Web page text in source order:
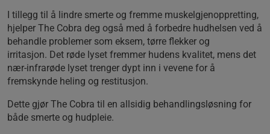
I tillegg til å lindre smerte og fremme muskelgjenoppretting,
hjelper The Cobra deg også med å forbedre hudhelsen ved å
behandle problemer som eksem, tørre flekker og
irritasjon. Det røde lyset fremmer hudens kvalitet, mens det
nær-infrarøde lyset trenger dypt inn i vevene for å
fremskynde heling og restitusjon.
Dette gjør The Cobra til en allsidig behandlingsløsning for
både smerte og hudpleie.